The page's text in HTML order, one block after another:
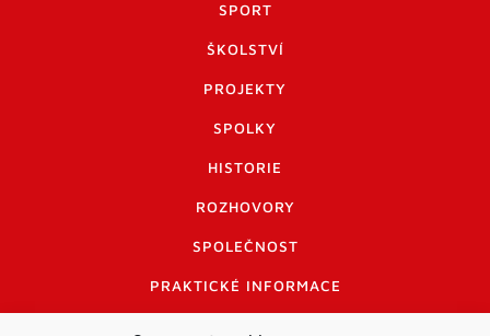
SPORT
ŠKOLSTVÍ
PROJEKTY
SPOLKY
HISTORIE
ROZHOVORY
SPOLEČNOST
PRAKTICKÉ INFORMACE